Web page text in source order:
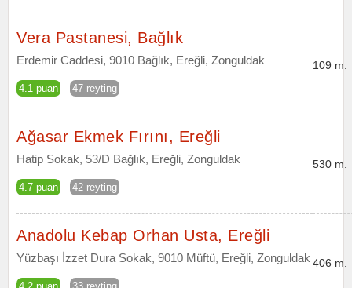
Vera Pastanesi, Bağlık
Erdemir Caddesi, 9010 Bağlık, Ereğli, Zonguldak
4.1 puan 47 reyting
109 m.
Ağasar Ekmek Fırını, Ereğli
Hatip Sokak, 53/D Bağlık, Ereğli, Zonguldak
4.7 puan 42 reyting
530 m.
Anadolu Kebap Orhan Usta, Ereğli
Yüzbaşı İzzet Dura Sokak, 9010 Müftü, Ereğli, Zonguldak 406 m.